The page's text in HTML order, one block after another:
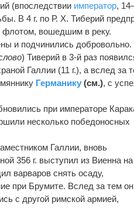
(впоследствии император,
В 4 г. по Р. Х. Тиберий
флотом, вошедшим в реку.
и подчинились добровольно.
) Тиверий в 3-й раз
Галлии (11 г.), а вслед за т
Германику (см.), с успе
при императоре
несколько победоносных
естником Галлии, вновь
356 г. выступил из Виенна на
варваров снять осаду,
при Брумите. Вслед за тем он
с другой римской армией,